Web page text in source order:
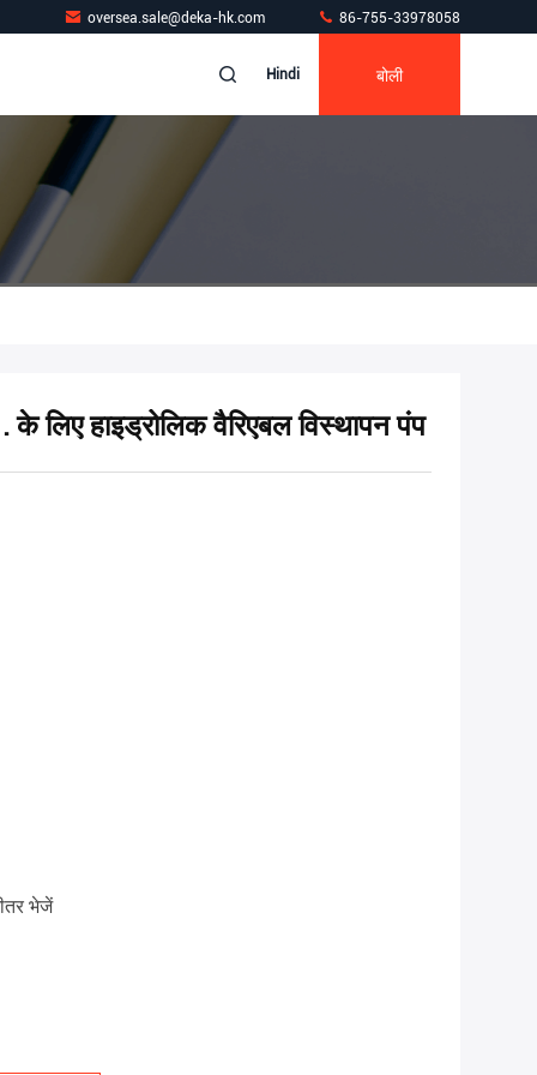
oversea.sale@deka-hk.com 86-755-33978058
Hindi बोली
हाइड्रोलिक वैरिएबल विस्थापन पंप
भेजें